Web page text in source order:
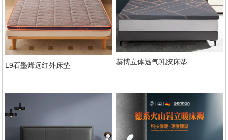
L9石墨烯远红外床垫 赫博立体透气乳胶床垫